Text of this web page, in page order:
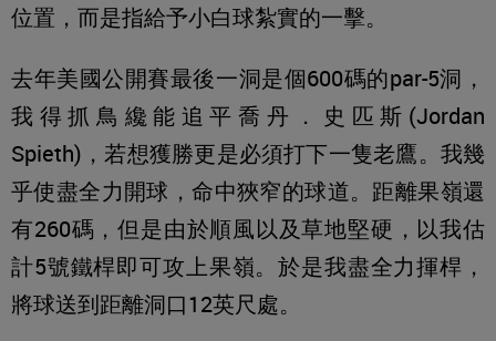
位置，而是指給予小白球紮實的一擊。
去年美國公開賽最後一洞是個600碼的par-5洞，
我得抓鳥纔能追平喬丹．史匹斯(Jordan
Spieth)，若想獲勝更是必須打下一隻老鷹。我幾
乎使盡全力開球，命中狹窄的球道。距離果嶺還
有260碼，但是由於順風以及草地堅硬，以我估
計5號鐵桿即可攻上果嶺。於是我盡全力揮桿，
將球送到距離洞口12英尺處。